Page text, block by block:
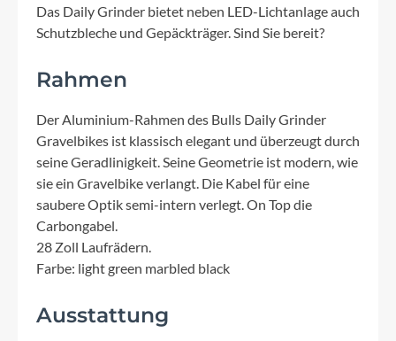
Das Daily Grinder bietet neben LED-Lichtanlage auch
Schutzbleche und Gepäckträger. Sind Sie bereit?
Rahmen
Der Aluminium-Rahmen des Bulls Daily Grinder
Gravelbikes ist klassisch elegant und überzeugt durch
seine Geradlinigkeit. Seine Geometrie ist modern, wie
sie ein Gravelbike verlangt. Die Kabel für eine
saubere Optik semi-intern verlegt. On Top die
Carbongabel.
28 Zoll Laufrädern.
Farbe: light green marbled black
Ausstattung